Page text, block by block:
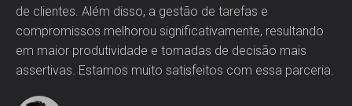
de clientes. Além disso, a gestão de tarefas e
compromissos melhorou significativamente, resultando
em maior produtividade e tomadas de decisão mais
assertivas. Estamos muito satisfeitos com essa parceria.